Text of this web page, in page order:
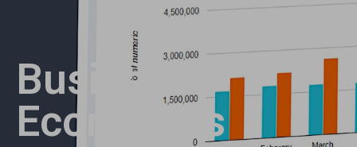
Business
Economics